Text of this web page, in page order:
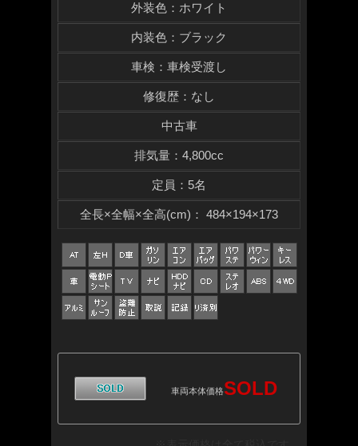
外装色 ： ホワイト
内装色 ： ブラック
車検 ： 車検受渡し
修復歴 ： なし
中古車
排気量 ： 4,800cc
定員 ： 5名
全長×全幅×全高(cm) ： 484×194×173
車両本体価格SOLD